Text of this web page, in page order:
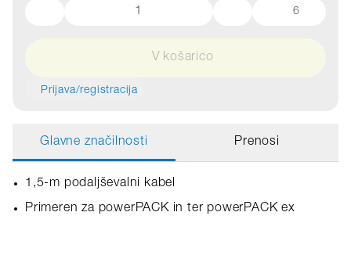
6
V košarico
Prijava/registracija
Glavne značilnosti Prenosi
1,5-m podaljševalni kabel
Primeren za powerPACK in ter powerPACK ex